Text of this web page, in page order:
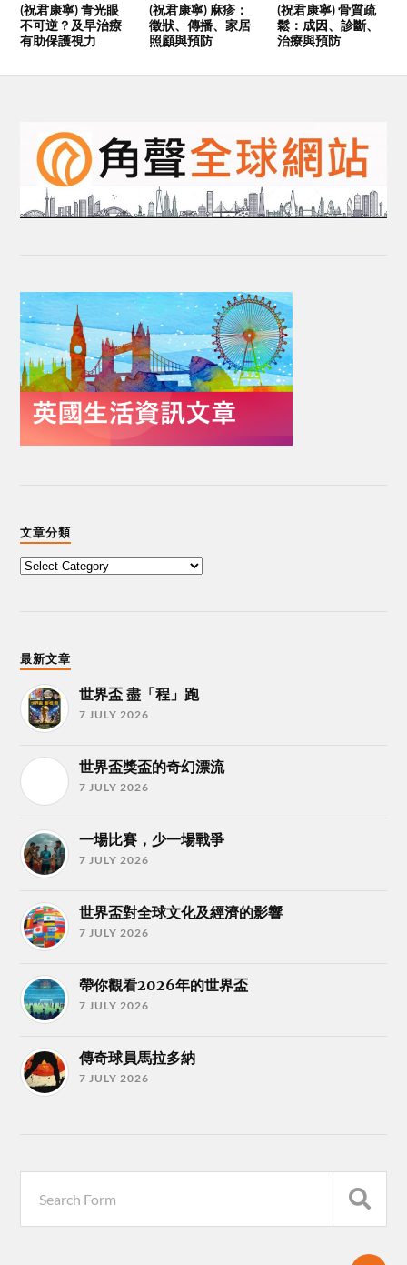
(祝君康寧) 青光眼
不可逆？及早治療
有助保護視力
(祝君康寧) 麻疹：
徵狀、傳播、家居
照顧與預防
(祝君康寧) 骨質疏
鬆：成因、診斷、
治療與預防
文章分類
最新文章
世界盃 盡「程」跑
7 JULY 2026
世界盃獎盃的奇幻漂流
7 JULY 2026
一場比賽，少一場戰爭
7 JULY 2026
世界盃對全球文化及經濟的影響
7 JULY 2026
帶你觀看2026年的世界盃
7 JULY 2026
傳奇球員馬拉多納
7 JULY 2026